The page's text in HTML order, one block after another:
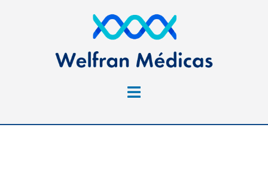
Alternar